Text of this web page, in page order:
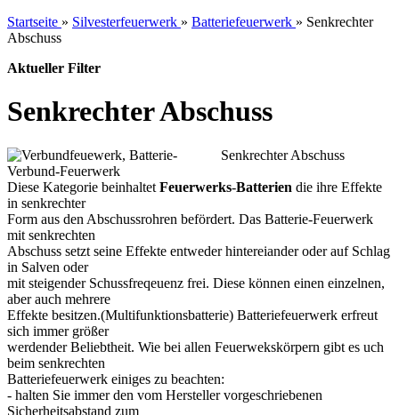
Startseite » Silvesterfeuerwerk » Batteriefeuerwerk » Senkrechter
Abschuss
Aktueller Filter
Senkrechter Abschuss
Senkrechter Abschuss
Diese Kategorie beinhaltet Feuerwerks-Batterien die ihre Effekte
in senkrechter
Form aus den Abschussrohren befördert. Das Batterie-Feuerwerk
mit senkrechten
Abschuss setzt seine Effekte entweder hintereiander oder auf Schlag
in Salven oder
mit steigender Schussfreqeuenz frei. Diese können einen einzelnen,
aber auch mehrere
Effekte besitzen.(Multifunktionsbatterie) Batteriefeuerwerk erfreut
sich immer größer
werdender Beliebtheit. Wie bei allen Feuerwekskörpern gibt es uch
beim senkrechten
Batteriefeuerwerk einiges zu beachten:
- halten Sie immer den vom Hersteller vorgeschriebenen
Sicherheitsabstand zum